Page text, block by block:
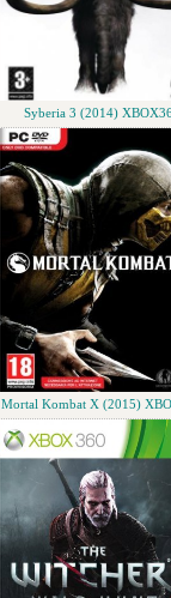
Syberia 3 (2014)
Mortal Kombat X (2015)